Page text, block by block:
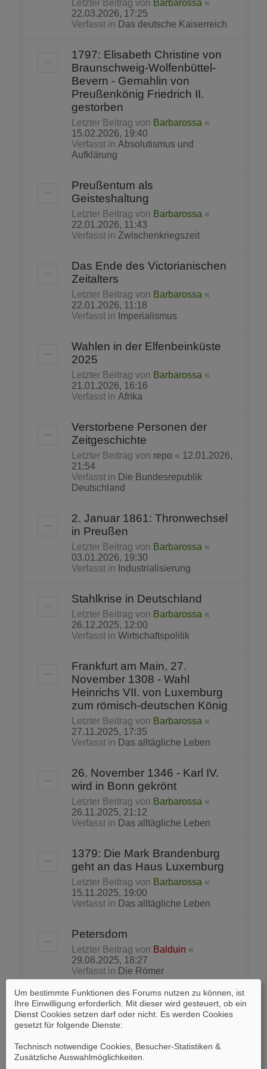
Letzter Beitrag von Barbarossa «
22.03.2026, 17:25
Verfasst in Das deutsche Kaiserreich
1797: Elisabeth Christine von
Braunschweig-Wolfenbüttel-
Bevern - Gemahlin von
Preußenkönig Friedrich II.
gestorben
Letzter Beitrag von Barbarossa «
15.02.2026, 19:40
Verfasst in Absolutismus und
Aufklärung
Preußentum als
Geisteshaltung
Letzter Beitrag von Barbarossa «
22.01.2026, 11:43
Verfasst in Zwischenkriegszeit
Das Ende des Victorianischen
Zeitalters
Letzter Beitrag von Barbarossa «
22.01.2026, 11:18
Verfasst in Imperialismus
Wahlen in der Elfenbeinküste
2025
Letzter Beitrag von Barbarossa «
21.01.2026, 16:16
Verfasst in Afrika
Verstorbene Personen der
Zeitgeschichte
Letzter Beitrag von repo « 12.01.2026,
21:54
Verfasst in Die Bundesrepublik
Deutschland
2. Januar 1861: Thronwechsel
in Preußen
Letzter Beitrag von Barbarossa «
03.01.2026, 19:30
Verfasst in Industrialisierung
Stahlkrise in Deutschland
Letzter Beitrag von Barbarossa «
26.12.2025, 12:00
Verfasst in Wirtschaftspolitik
Frankfurt am Main, 27.
November 1308 - Wahl
Heinrichs VII. von Luxemburg
zum römisch-deutschen König
Letzter Beitrag von Barbarossa «
27.11.2025, 17:35
Verfasst in Das alltägliche Leben
26. November 1346 - Karl IV.
wird in Bonn gekrönt
Letzter Beitrag von Barbarossa «
26.11.2025, 21:12
Verfasst in Das alltägliche Leben
1379: Die Mark Brandenburg
geht an das Haus Luxemburg
Letzter Beitrag von Barbarossa «
15.11.2025, 19:00
Verfasst in Das alltägliche Leben
Petersdom
Letzter Beitrag von Balduin «
29.08.2025, 18:27
Verfasst in Die Römer
Lieblingsbeschäftigung der
Partei vor Wahlen in den USA:
das „Gerrymandering“
Letzter Beitrag vonSkeptik«
22.08.2025, 15:20
Verfasst in
Um bestimmte Funktionen des Forums nutzen zu können, ist
Ihre Einwilligung erforderlich. Mit dieser wird gesteuert, ob ein
Dienst Cookies setzen darf oder nicht. Es werden Cookies
gesetzt für folgende Dienste:
Technisch notwendige Cookies, Besucher-Statistiken &
Zusätzliche Auswahlmöglichkeiten